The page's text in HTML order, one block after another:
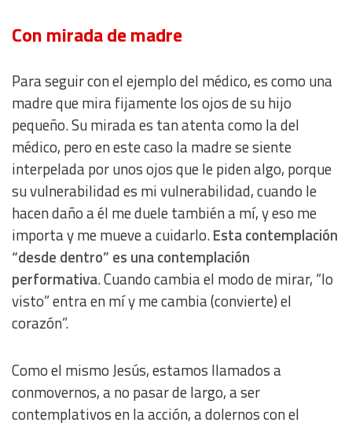
Con mirada de madre
Para seguir con el ejemplo del médico, es como una
madre que mira fijamente los ojos de su hijo
pequeño. Su mirada es tan atenta como la del
médico, pero en este caso la madre se siente
interpelada por unos ojos que le piden algo, porque
su vulnerabilidad es mi vulnerabilidad, cuando le
hacen daño a él me duele también a mí, y eso me
importa y me mueve a cuidarlo.Esta contemplación
“desde dentro” es una contemplación
performativa. Cuando cambia el modo de mirar, “lo
visto” entra en mí y me cambia (convierte) el
corazón”.
Como el mismo Jesús, estamos llamados a
conmovernos, a no pasar de largo, a ser
contemplativos en la acción, a dolernos con el